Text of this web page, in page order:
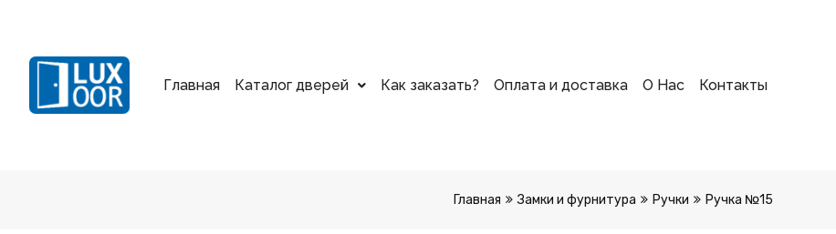
Главная Каталог дверей Как заказать? Оплата и доставка О Нас Контакты
Главная Замки и фурнитура Ручки Ручка №15